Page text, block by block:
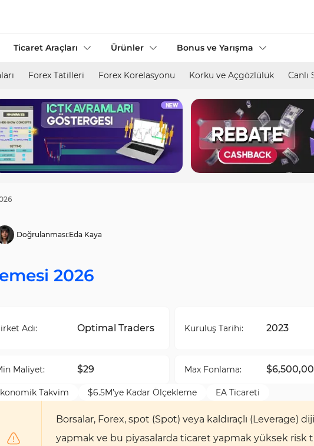
Ticaret Araçları Ürünler Bonus ve Yarışma
Forex Tatilleri Forex Korelasyonu Korku ve Açgözlülük Canlı
Doğrulanması:Eda Kaya
2026
Adı: Optimal Traders Kuruluş Tarihi: 2023
Maliyet: $29 Max Fonlama:
Takvim $6.5M’ye Kadar Ölçekleme EA Ticareti
Borsalar, Forex, spot (Spot) veya kaldıraçlı (Leverage)
yapmak ve bu piyasalarda ticaret yapmak yüksek risk